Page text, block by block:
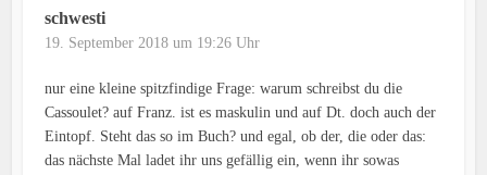
schwesti
19. September 2018 um 19:26 Uhr
nur eine kleine spitzfindige Frage: warum schreibst du die
Cassoulet? auf Franz. ist es maskulin und auf Dt. doch auch der
Eintopf. Steht das so im Buch? und egal, ob der, die oder das:
das nächste Mal ladet ihr uns gefällig ein, wenn ihr sowas